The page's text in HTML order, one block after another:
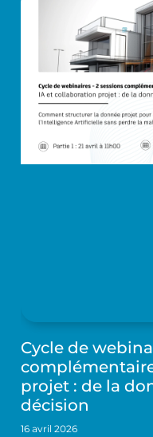
Cycle de
projet : de la
décision
16 avril 2026